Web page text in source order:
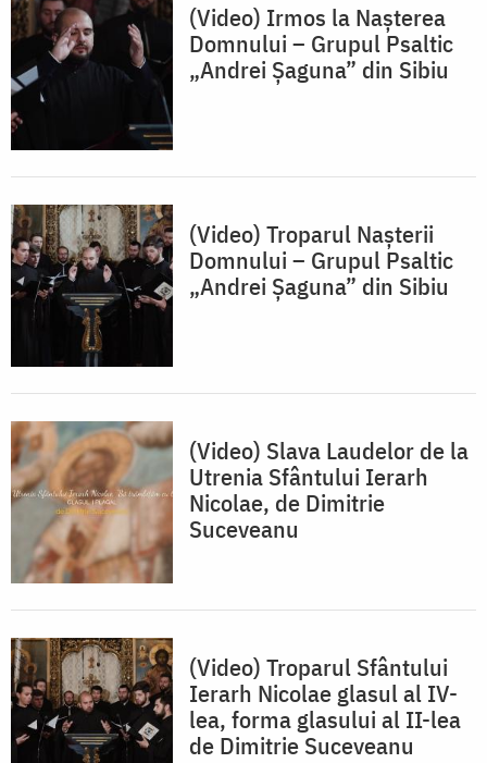
(Video) Irmos la Nașterea
Domnului – Grupul Psaltic
„Andrei Șaguna” din Sibiu
(Video) Troparul Nașterii
Domnului – Grupul Psaltic
„Andrei Șaguna” din Sibiu
(Video) Slava Laudelor de la
Utrenia Sfântului Ierarh
Nicolae, de Dimitrie
Suceveanu
(Video) Troparul Sfântului
Ierarh Nicolae glasul al IV-
lea, forma glasului al II-lea
de Dimitrie Suceveanu